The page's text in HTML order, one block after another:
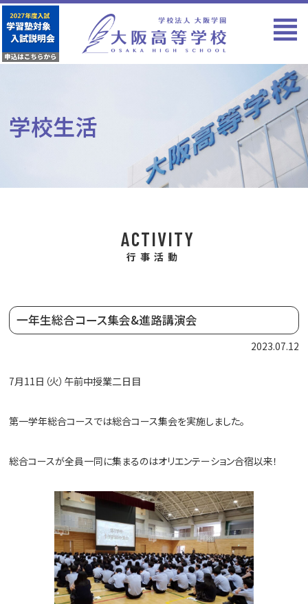
学校生活
ACTIVITY
行事活動
一年生総合コース集会&進路講演会
2023.07.12
7月11日（火）午前中授業二日目
第一学年総合コースでは総合コース集会を実施しました。
総合コースが全員一同に集まるのはオリエンテーション合宿以来！